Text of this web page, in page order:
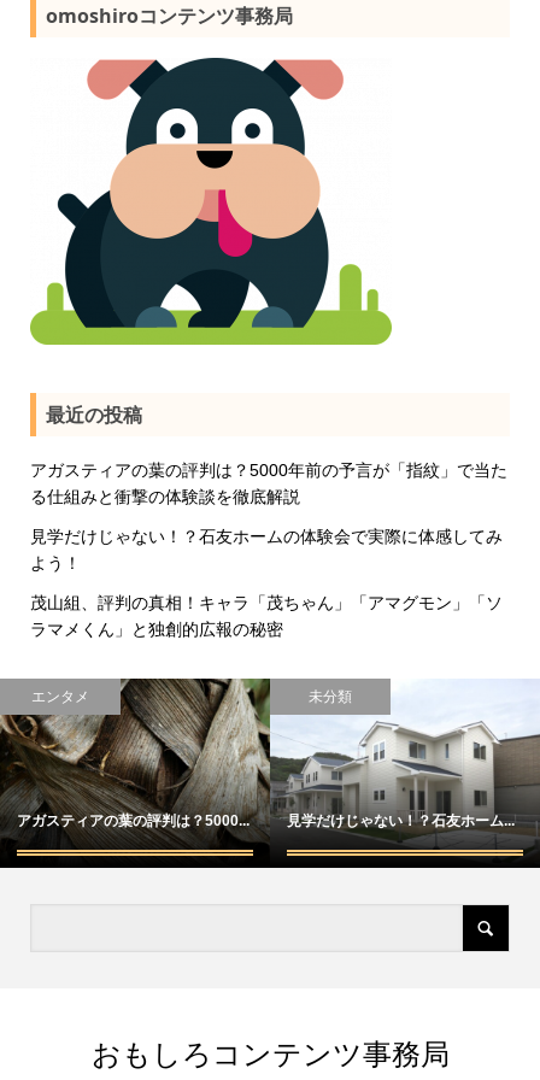
omoshiroコンテンツ事務局
最近の投稿
アガスティアの葉の評判は？5000年前の予言が「指紋」で当た
る仕組みと衝撃の体験談を徹底解説
見学だけじゃない！？石友ホームの体験会で実際に体感してみ
よう！
茂山組、評判の真相！キャラ「茂ちゃん」「アマグモン」「ソ
ラマメくん」と独創的広報の秘密
エンタメ
アガスティアの葉の評判は？5000...
未分類
見学だけじゃない！？石友ホーム...
おもしろコンテンツ事務局